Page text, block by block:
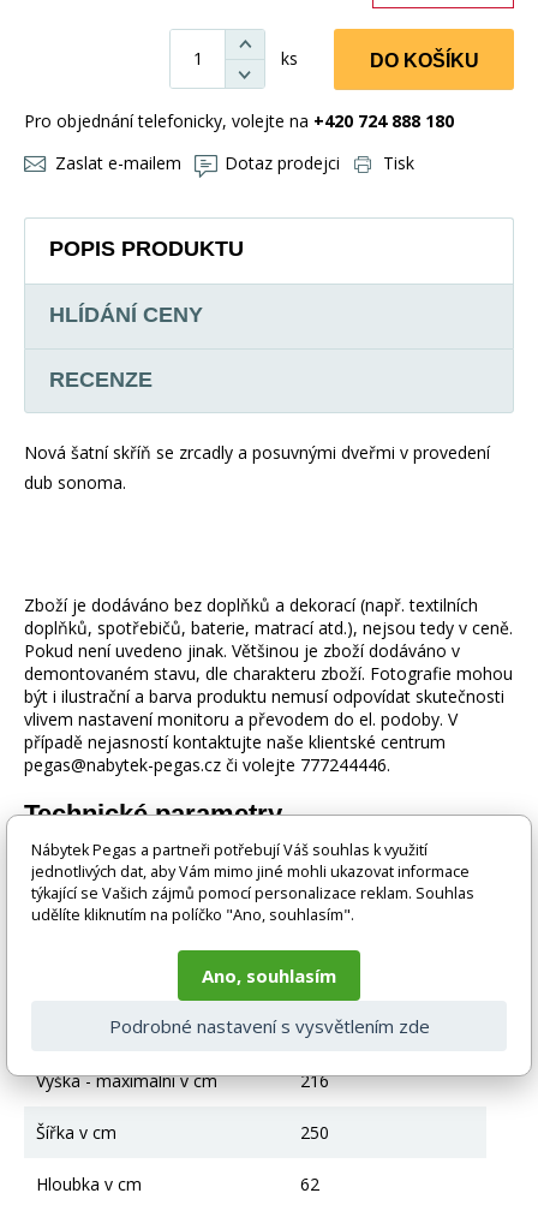
ks DO KOŠÍKU
Pro objednání telefonicky, volejte na +420 724 888 180
Zaslat e-mailem
Dotaz prodejci Tisk
POPIS PRODUKTU
HLÍDÁNÍ CENY
RECENZE
Nová šatní skříň se zrcadly a posuvnými dveřmi v provedení
dub sonoma.
Zboží je dodáváno bez doplňků a dekorací (např. textilních
doplňků, spotřebičů, baterie, matrací atd.), nejsou tedy v ceně.
Pokud není uvedeno jinak. Většinou je zboží dodáváno v
demontovaném stavu, dle charakteru zboží. Fotografie mohou
být i ilustrační a barva produktu nemusí odpovídat skutečnosti
vlivem nastavení monitoru a převodem do el. podoby. V
případě nejasností kontaktujte naše klientské centrum
pegas@nabytek-pegas.cz či volejte 777244446.
Technické parametry
Materiál Lamino
Typ skříně - otvírání Posuvné otvírání
3-dveřová skříň
Ano
Výška - maximální v cm 216
Šířka v cm 250
Hloubka v cm 62
Nábytek Pegas a partneři potřebují Váš souhlas k využití
jednotlivých dat, aby Vám mimo jiné mohli ukazovat informace
týkající se Vašich zájmů pomocí personalizace reklam. Souhlas
udělíte kliknutím na políčko "Ano, souhlasím".
Ano, souhlasím
Podrobné nastavení s vysvětlením zde